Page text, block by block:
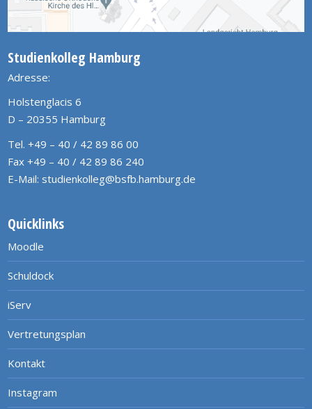
Studienkolleg Hamburg
Adresse:
Holstenglacis 6
D – 20355 Hamburg
Tel. +49 – 40 / 42 89 86 00
Fax +49 – 40 / 42 89 86 240
E-Mail: studienkolleg@bsfb.hamburg.de
Quicklinks
Moodle
Schuldock
iServ
Vertretungsplan
Kontakt
Instagram